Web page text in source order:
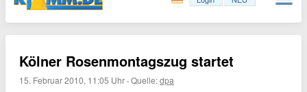
Kölner Rosenmontagszug startet
15. Februar 2010, 11:05 Uhr ·Quelle:dpa